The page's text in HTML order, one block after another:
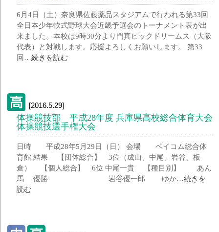
6月4日（土）奈良県佐藤薬品スタジアムで行われる第33回
全日本少年軟式野球大会近畿予選会のトーナメント表が出
来ました。本校は9時30分より門真ビックドリームス（大阪
代表）と対戦します。応援よろしくお願いします。 第33
回…続きを読む
[2016.5.29]
体操競技部 平成28年度 兵庫県高校総合体育大会
体操競技選手権大会
日時 平成28年5月29日（日） 会場 ベイコム総合体
育館 結果 【団体総合】 3位（成山、中尾、岩谷、板
倉） 【個人総合】 6位 中尾一貴 【種目別】 あん
馬 優勝 岩谷優一郎 ゆか…続きを
読む